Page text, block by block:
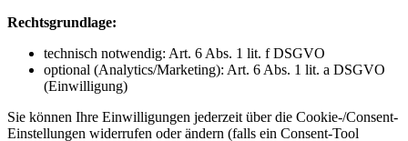
Rechtsgrundlage:
technisch notwendig: Art. 6 Abs. 1 lit. f DSGVO
optional (Analytics/Marketing): Art. 6 Abs. 1 lit. a DSGVO
(Einwilligung)
Sie können Ihre Einwilligungen jederzeit über die Cookie-/Consent-
Einstellungen widerrufen oder ändern (falls ein Consent-Tool